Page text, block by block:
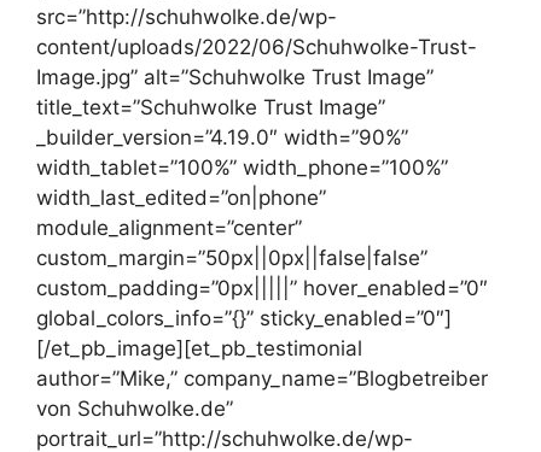
src=”http://schuhwolke.de/wp-
content/uploads/2022/06/Schuhwolke-Trust-
Image.jpg” alt=”Schuhwolke Trust Image”
title_text=”Schuhwolke Trust Image”
_builder_version=”4.19.0″ width=”90%”
width_tablet=”100%” width_phone=”100%”
width_last_edited=”on|phone”
module_alignment=”center”
custom_margin=”50px||0px||false|false”
custom_padding=”0px|||||” hover_enabled=”0″
global_colors_info=”{}” sticky_enabled=”0″]
[/et_pb_image][et_pb_testimonial
author=”Mike,” company_name=”Blogbetreiber
von Schuhwolke.de”
portrait_url=”http://schuhwolke.de/wp-